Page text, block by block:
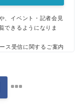
、イベント・記者会見
できるようになりま
ス受信に関するご案内